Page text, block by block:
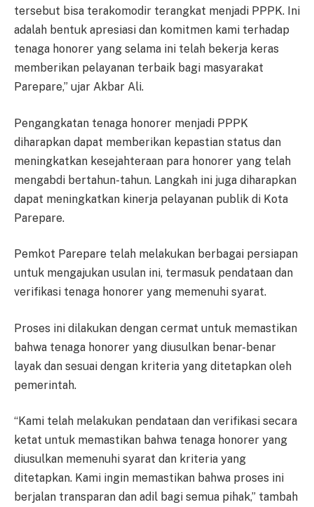
tersebut bisa terakomodir terangkat menjadi PPPK. Ini
adalah bentuk apresiasi dan komitmen kami terhadap
tenaga honorer yang selama ini telah bekerja keras
memberikan pelayanan terbaik bagi masyarakat
Parepare,” ujar Akbar Ali.
Pengangkatan tenaga honorer menjadi PPPK
diharapkan dapat memberikan kepastian status dan
meningkatkan kesejahteraan para honorer yang telah
mengabdi bertahun-tahun. Langkah ini juga diharapkan
dapat meningkatkan kinerja pelayanan publik di Kota
Parepare.
Pemkot Parepare telah melakukan berbagai persiapan
untuk mengajukan usulan ini, termasuk pendataan dan
verifikasi tenaga honorer yang memenuhi syarat.
Proses ini dilakukan dengan cermat untuk memastikan
bahwa tenaga honorer yang diusulkan benar-benar
layak dan sesuai dengan kriteria yang ditetapkan oleh
pemerintah.
“Kami telah melakukan pendataan dan verifikasi secara
ketat untuk memastikan bahwa tenaga honorer yang
diusulkan memenuhi syarat dan kriteria yang
ditetapkan. Kami ingin memastikan bahwa proses ini
berjalan transparan dan adil bagi semua pihak,” tambah